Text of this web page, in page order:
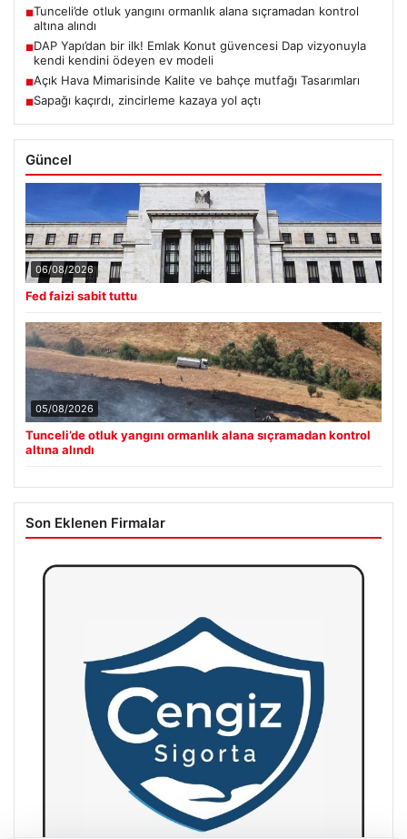
■Tunceli’de otluk yangını ormanlık alana sıçramadan kontrol
altına alındı
■DAP Yapı’dan bir ilk! Emlak Konut güvencesi Dap vizyonuyla
kendi kendini ödeyen ev modeli
■Açık Hava Mimarisinde Kalite ve bahçe mutfağı Tasarımları
■Sapağı kaçırdı, zincirleme kazaya yol açtı
Güncel
06/08/2026
Fed faizi sabit tuttu
05/08/2026
Tunceli’de otluk yangını ormanlık alana sıçramadan kontrol
altına alındı
Son Eklenen Firmalar